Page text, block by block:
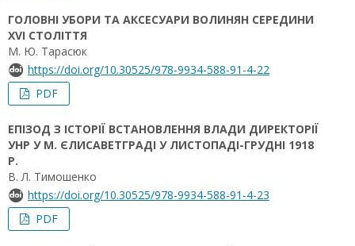
ГОЛОВНІ УБОРИ ТА АКСЕСУАРИ ВОЛИНЯН СЕРЕДИНИ
XVI СТОЛІТТЯ
М. Ю. Тарасюк
https://doi.org/10.30525/978-9934-588-91-4-22
PDF
ЕПІЗОД З ІСТОРІЇ ВСТАНОВЛЕННЯ ВЛАДИ ДИРЕКТОРІЇ
УНР У М. ЄЛИСАВЕТГРАДІ У ЛИСТОПАДІ-ГРУДНІ 1918
Р.
В. Л. Тимошенко
https://doi.org/10.30525/978-9934-588-91-4-23
PDF